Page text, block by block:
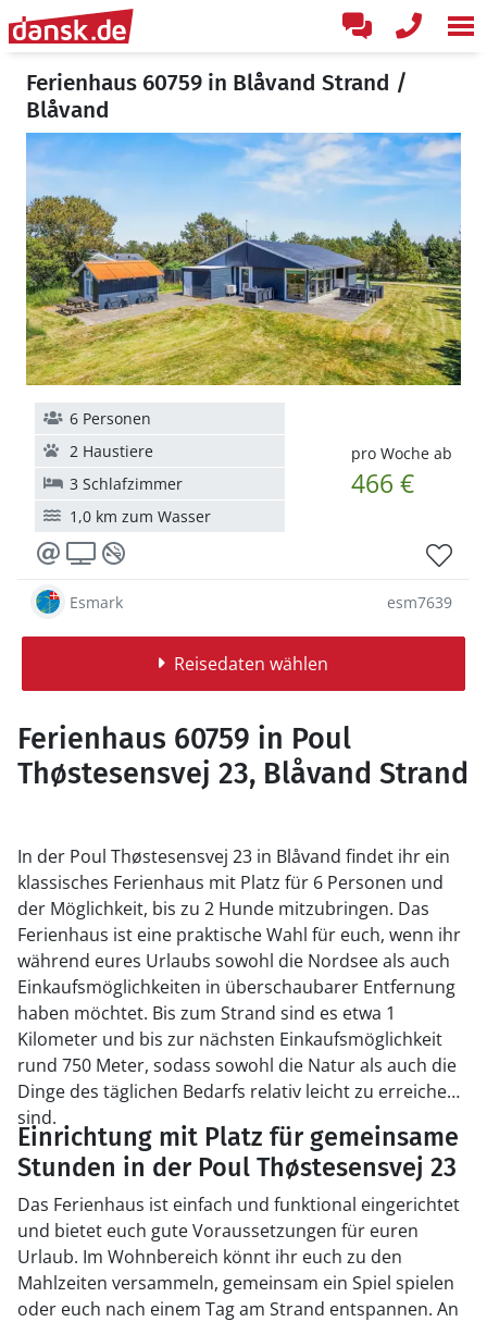
Ferienhaus 60759 in Blåvand Strand /
Blåvand
pro Woche ab
466 €
6 Personen
2 Haustiere
3 Schlafzimmer
1,0 km zum Wasser
Esmark esm7639
Reisedaten wählen
Ferienhaus 60759 in Poul
Thøstesensvej 23, Blåvand Strand
In der Poul Thøstesensvej 23 in Blåvand findet ihr ein
klassisches Ferienhaus mit Platz für 6 Personen und
der Möglichkeit, bis zu 2 Hunde mitzubringen. Das
Ferienhaus ist eine praktische Wahl für euch, wenn ihr
während eures Urlaubs sowohl die Nordsee als auch
Einkaufsmöglichkeiten in überschaubarer Entfernung
haben möchtet. Bis zum Strand sind es etwa 1
Kilometer und bis zur nächsten Einkaufsmöglichkeit
rund 750 Meter, sodass sowohl die Natur als auch die
Dinge des täglichen Bedarfs relativ leicht zu erreichen
sind.
Einrichtung mit Platz für gemeinsame
Stunden in der Poul Thøstesensvej 23
Das Ferienhaus ist einfach und funktional eingerichtet
und bietet euch gute Voraussetzungen für euren
Urlaub. Im Wohnbereich könnt ihr euch zu den
Mahlzeiten versammeln, gemeinsam ein Spiel spielen
oder euch nach einem Tag am Strand entspannen. An